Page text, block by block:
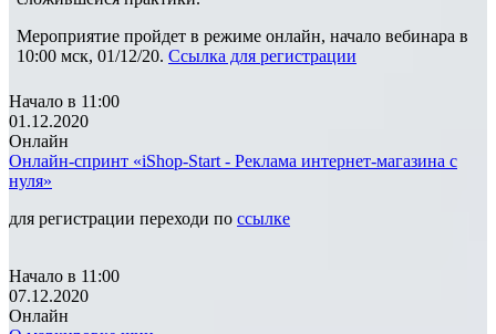
Мероприятие пройдет в режиме онлайн, начало вебинара в
10:00 мск, 01/12/20. Ссылка для регистрации
Начало в 11:00
01.12.2020
Онлайн
Онлайн-спринт «iShop-Start - Реклама интернет-магазина с
нуля»
для регистрации переходи по ссылке
Начало в 11:00
07.12.2020
Онлайн